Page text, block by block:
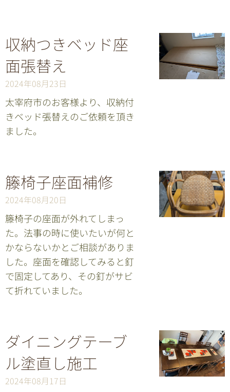
収納つきベッド座
面張替え
2024年08月23日
太宰府市のお客様より、収納付
きベッド張替えのご依頼を頂き
ました。
籐椅子座面補修
2024年08月20日
籐椅子の座面が外れてしまっ
た。法事の時に使いたいが何と
かならないかとご相談がありま
した。座面を確認してみると釘
で固定してあり、その釘がサビ
て折れていました。
ダイニングテーブ
ル塗直し施工
2024年08月17日